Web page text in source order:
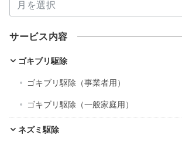
ー
カ
イ
ブ
サービス内容
ゴキブリ駆除
ゴキブリ駆除（事業者用）
ゴキブリ駆除（一般家庭用）
ネズミ駆除